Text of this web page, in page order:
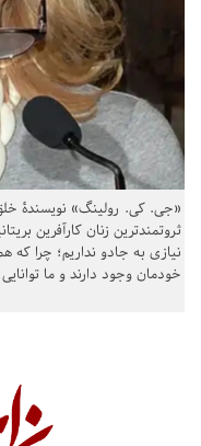
«جی. کی. رولینگ» نویسندهٔ
ثروتمندترین زنان کارآفرین
نیازی به جادو نداریم؛ چرا که
خودمان وجود دارند و ما